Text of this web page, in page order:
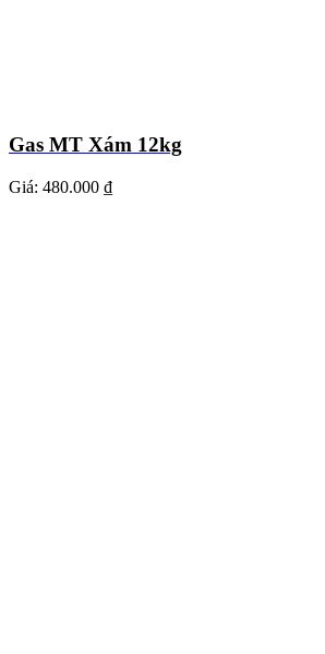
Gas MT Xám 12kg
Giá: 480.000 ₫